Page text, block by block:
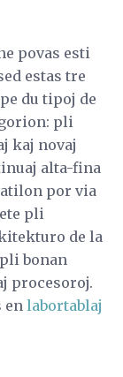
povas esti
estas tre
du tipoj de
pli
kaj novaj
alta-fina
por via
pli
de la
bonan
procesoroj.
en labortablaj